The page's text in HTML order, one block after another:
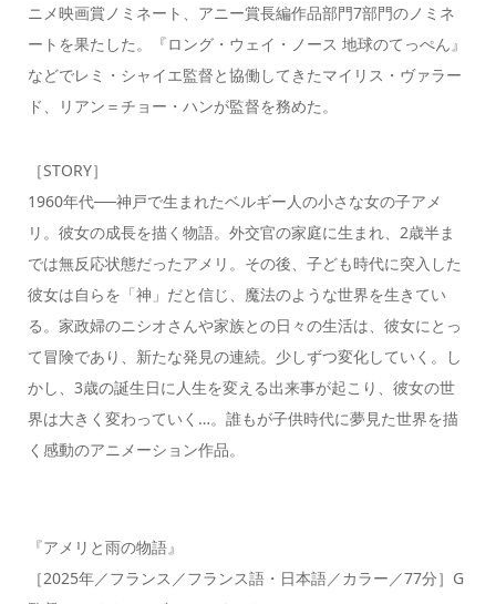
ニメ映画賞ノミネート、アニー賞長編作品部門7部門のノミネ
ートを果たした。『ロング・ウェイ・ノース 地球のてっぺん』
などでレミ・シャイエ監督と協働してきたマイリス・ヴァラー
ド、リアン＝チョー・ハンが監督を務めた。
［STORY］
1960年代──神戸で生まれたベルギー人の小さな女の子アメ
リ。彼女の成長を描く物語。外交官の家庭に生まれ、2歳半ま
では無反応状態だったアメリ。その後、子ども時代に突入した
彼女は自らを「神」だと信じ、魔法のような世界を生きてい
る。家政婦のニシオさんや家族との日々の生活は、彼女にとっ
て冒険であり、新たな発見の連続。少しずつ変化していく。し
かし、3歳の誕生日に人生を変える出来事が起こり、彼女の世
界は大きく変わっていく…。誰もが子供時代に夢見た世界を描
く感動のアニメーション作品。
『アメリと雨の物語』
［2025年／フランス／フランス語・日本語／カラー／77分］G